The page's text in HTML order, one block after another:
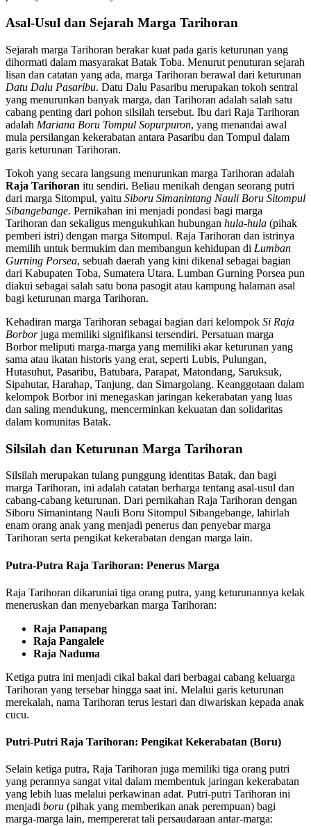
Asal-Usul dan Sejarah Marga Tarihoran
Sejarah marga Tarihoran berakar kuat pada garis keturunan yang
dihormati dalam masyarakat Batak Toba. Menurut penuturan sejarah
lisan dan catatan yang ada, marga Tarihoran berawal dari keturunan
Datu Dalu Pasaribu. Datu Dalu Pasaribu merupakan tokoh sentral
yang menurunkan banyak marga, dan Tarihoran adalah salah satu
cabang penting dari pohon silsilah tersebut. Ibu dari Raja Tarihoran
adalah Mariana Boru Tompul Sopurpuron, yang menandai awal
mula persilangan kekerabatan antara Pasaribu dan Tompul dalam
garis keturunan Tarihoran.
Tokoh yang secara langsung menurunkan marga Tarihoran adalah
Raja Tarihoran itu sendiri. Beliau menikah dengan seorang putri
dari marga Sitompul, yaitu Siboru Simanintang Nauli Boru Sitompul
Sibangebange. Pernikahan ini menjadi pondasi bagi marga
Tarihoran dan sekaligus mengukuhkan hubungan hula-hula (pihak
pemberi istri) dengan marga Sitompul. Raja Tarihoran dan istrinya
memilih untuk bermukim dan membangun kehidupan di Lumban
Gurning Porsea, sebuah daerah yang kini dikenal sebagai bagian
dari Kabupaten Toba, Sumatera Utara. Lumban Gurning Porsea pun
diakui sebagai salah satu bona pasogit atau kampung halaman asal
bagi keturunan marga Tarihoran.
Kehadiran marga Tarihoran sebagai bagian dari kelompok Si Raja
Borborjuga memiliki signifikansi tersendiri. Persatuan marga
Borbor meliputi marga-marga yang memiliki akar keturunan yang
sama atau ikatan historis yang erat, seperti Lubis, Pulungan,
Hutasuhut, Pasaribu, Batubara, Parapat, Matondang, Saruksuk,
Sipahutar, Harahap, Tanjung, dan Simargolang. Keanggotaan dalam
kelompok Borbor ini menegaskan jaringan kekerabatan yang luas
dan saling mendukung, mencerminkan kekuatan dan solidaritas
dalam komunitas Batak.
Silsilah dan Keturunan Marga Tarihoran
Silsilah merupakan tulang punggung identitas Batak, dan bagi
marga Tarihoran, ini adalah catatan berharga tentang asal-usul dan
cabang-cabang keturunan. Dari pernikahan Raja Tarihoran dengan
Siboru Simanintang Nauli Boru Sitompul Sibangebange, lahirlah
enam orang anak yang menjadi penerus dan penyebar marga
Tarihoran serta pengikat kekerabatan dengan marga lain.
Putra-Putra Raja Tarihoran: Penerus Marga
Raja Tarihoran dikaruniai tiga orang putra, yang keturunannya kelak
meneruskan dan menyebarkan marga Tarihoran:
Raja Panapang
Raja Pangalele
Raja Naduma
Ketiga putra ini menjadi cikal bakal dari berbagai cabang keluarga
Tarihoran yang tersebar hingga saat ini. Melalui garis keturunan
merekalah, nama Tarihoran terus lestari dan diwariskan kepada anak
cucu.
Putri-Putri Raja Tarihoran: Pengikat Kekerabatan (Boru)
Selain ketiga putra, Raja Tarihoran juga memiliki tiga orang putri
yang perannya sangat vital dalam membentuk jaringan kekerabatan
yang lebih luas melalui perkawinan adat. Putri-putri Tarihoran ini
menjadi boru (pihak yang memberikan anak perempuan) bagi
marga-marga lain, mempererat tali persaudaraan antar-marga: